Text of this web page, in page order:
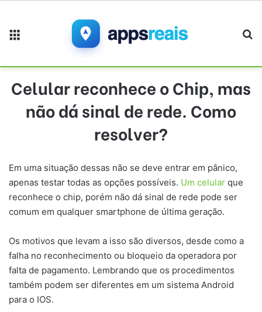
Celular reconhece o Chip, mas
não dá sinal de rede. Como
resolver?
Em uma situação dessas não se deve entrar em pânico,
apenas testar todas as opções possíveis. Um celular que
reconhece o chip, porém não dá sinal de rede pode ser
comum em qualquer smartphone de última geração.
Os motivos que levam a isso são diversos, desde como a
falha no reconhecimento ou bloqueio da operadora por
falta de pagamento. Lembrando que os procedimentos
também podem ser diferentes em um sistema Android
para o IOS.